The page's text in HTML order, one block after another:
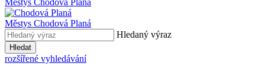
Městys Chodová Planá
Městys Chodová Planá
Hledaný výraz
Hledat
rozšířené vyhledávání